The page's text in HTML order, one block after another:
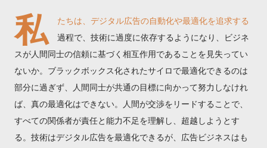
私
たちは、デジタル広告の自動化や最適化を追求する
過程で、技術に過度に依存するようになり、ビジネ
スが人間同士の信頼に基づく相互作用であることを見失ってい
ないか。ブラックボックス化されたサイロで最適化できるのは
部分に過ぎず、人間同士が共通の目標に向かって努力しなけれ
ば、真の最適化はできない。人間が交渉をリードすることで、
すべての関係者が責任と能力不足を理解し、超越しようとす
る。技術はデジタル広告を最適化できるが、広告ビジネスはも